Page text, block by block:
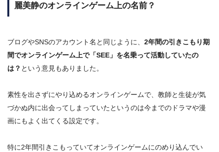
麗美静のオンラインゲーム上の名前？
ブログやSNSのアカウント名と同じように、 2年間の引きこもり期
間でオンラインゲーム上で「SEE」を名乗って活動していたの
は？ という意見もありました。
素性を出さずにやり込めるオンラインゲームで、教師と生徒が気
づかぬ内に出会ってしまっていたというのは今までのドラマや漫
画にもよく出てくる設定です。
特に2年間引きこもっていてオンラインゲームにのめり込んでい